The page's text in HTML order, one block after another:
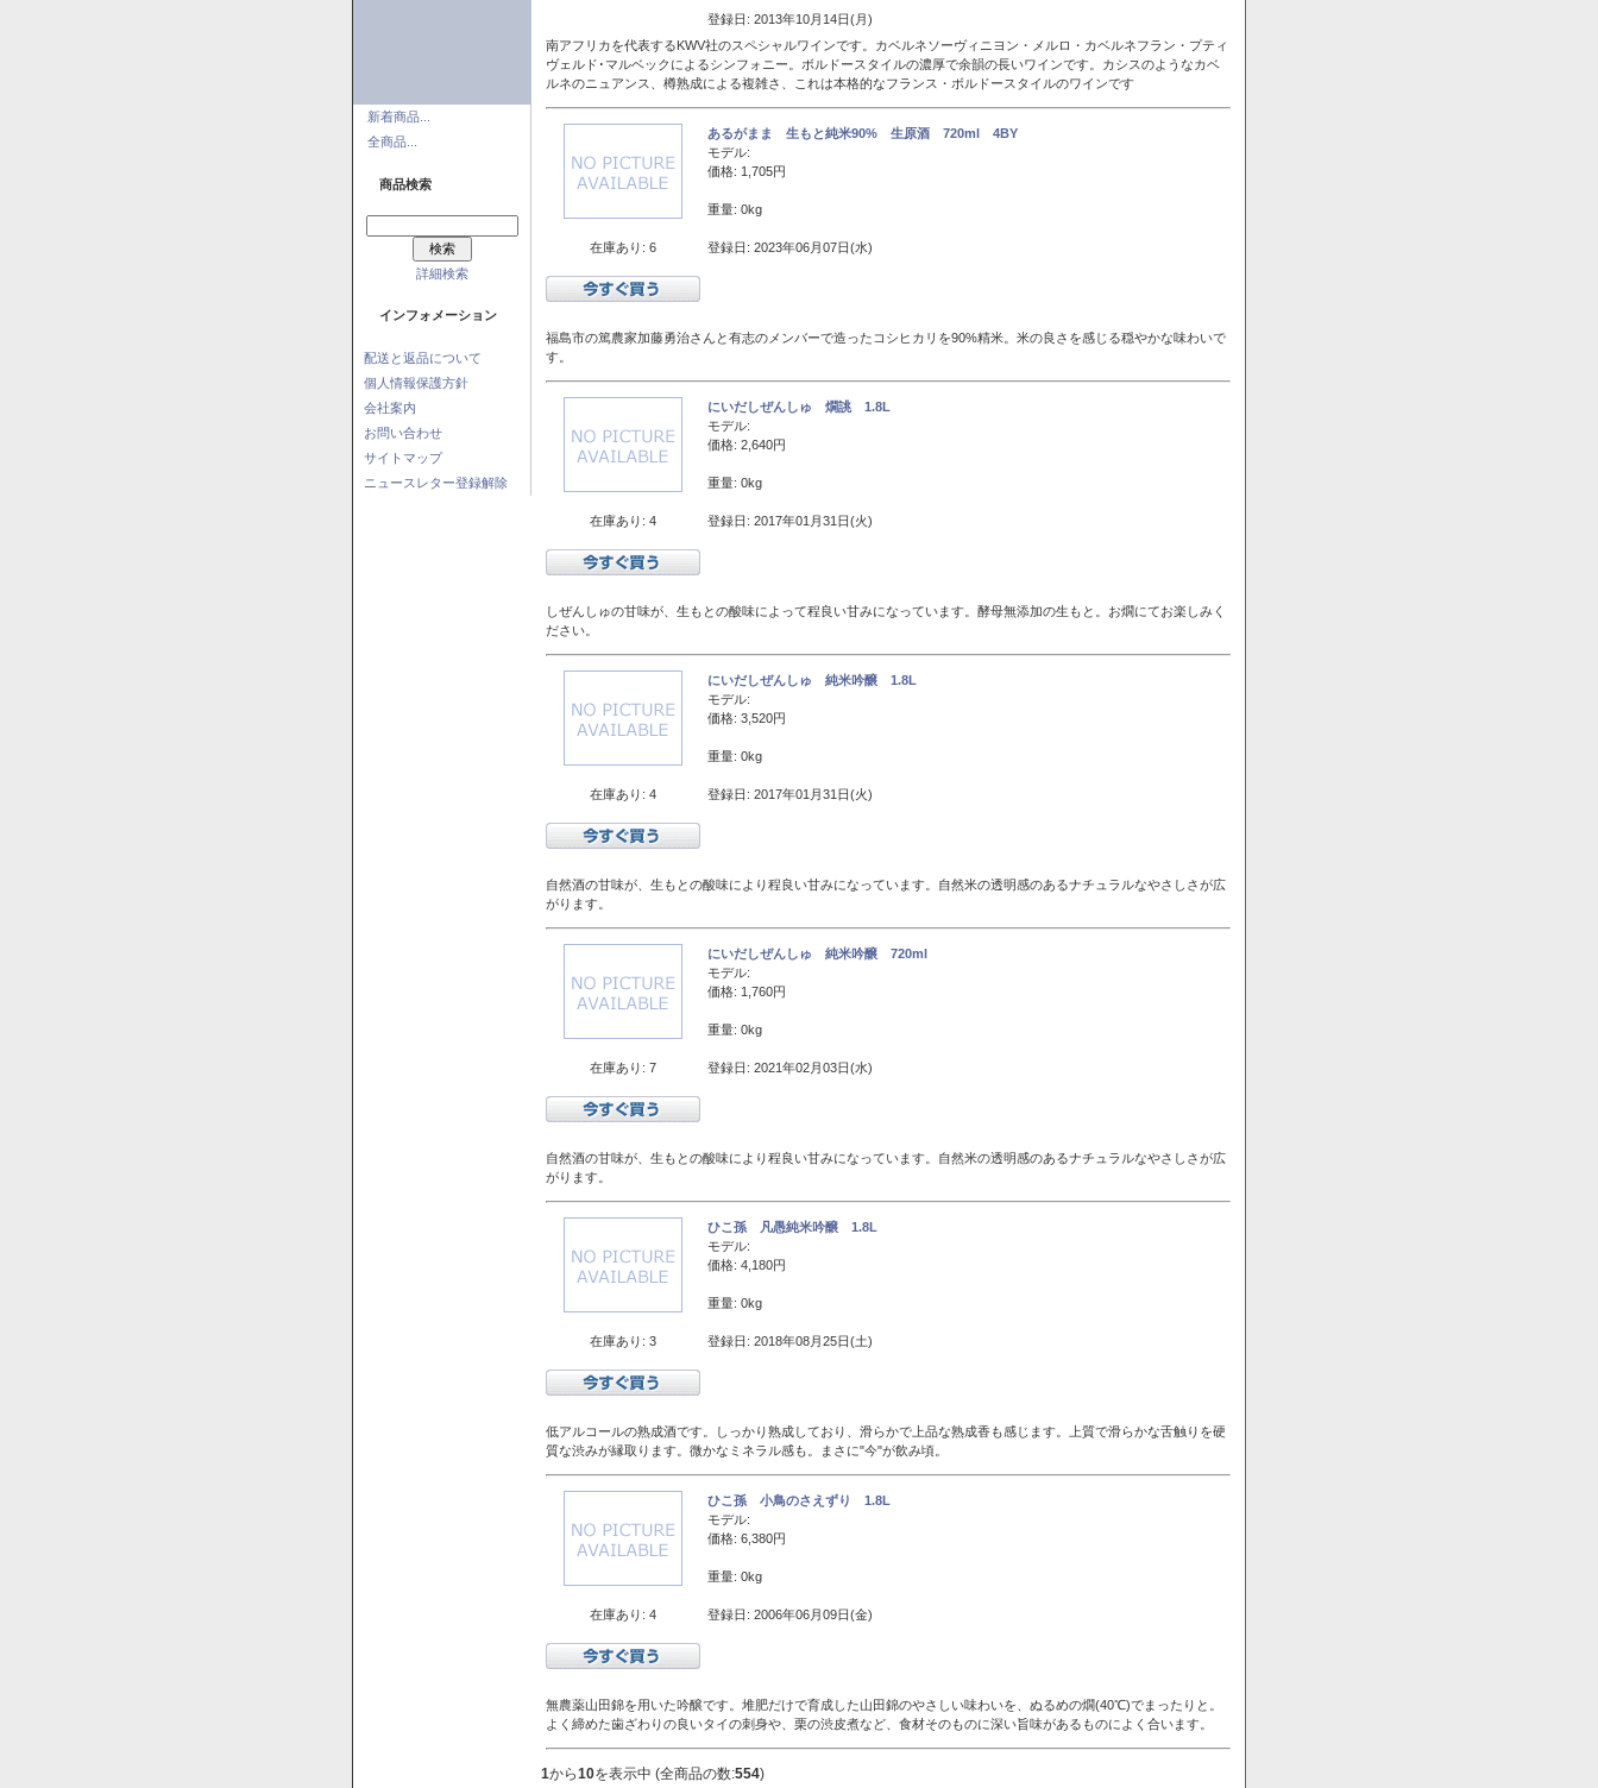
新着商品...
全商品...
商品検索
詳細検索
インフォメーション
配送と返品について
個人情報保護方針
会社案内
お問い合わせ
サイトマップ
ニュースレター登録解除
登録日: 2013年10月14日(月)
南アフリカを代表するKWV社のスペシャルワインです。カベルネソーヴィニヨン・メルロ・カベルネフラン・プティ
ヴェルド･マルベックによるシンフォニー。ボルドースタイルの濃厚で余韻の長いワインです。カシスのようなカベ
ルネのニュアンス、樽熟成による複雑さ、これは本格的なフランス・ボルドースタイルのワインです
在庫あり: 6
あるがまま 生もと純米90% 生原酒 720ml 4BY
モデル:
価格: 1,705円
重量: 0kg
登録日: 2023年06月07日(水)
福島市の篤農家加藤勇治さんと有志のメンバーで造ったコシヒカリを90%精米。米の良さを感じる穏やかな味わいで
す。
在庫あり: 4
にいだしぜんしゅ 燗誂 1.8L
モデル:
価格: 2,640円
重量: 0kg
登録日: 2017年01月31日(火)
しぜんしゅの甘味が、生もとの酸味によって程良い甘みになっています。酵母無添加の生もと。お燗にてお楽しみく
ださい。
在庫あり: 4
にいだしぜんしゅ 純米吟醸 1.8L
モデル:
価格: 3,520円
重量: 0kg
登録日: 2017年01月31日(火)
自然酒の甘味が、生もとの酸味により程良い甘みになっています。自然米の透明感のあるナチュラルなやさしさが広
がります。
在庫あり: 7
にいだしぜんしゅ 純米吟醸 720ml
モデル:
価格: 1,760円
重量: 0kg
登録日: 2021年02月03日(水)
自然酒の甘味が、生もとの酸味により程良い甘みになっています。自然米の透明感のあるナチュラルなやさしさが広
がります。
在庫あり: 3
ひこ孫 凡愚純米吟醸 1.8L
モデル:
価格: 4,180円
重量: 0kg
登録日: 2018年08月25日(土)
低アルコールの熟成酒です。しっかり熟成しており、滑らかで上品な熟成香も感じます。上質で滑らかな舌触りを硬
質な渋みが縁取ります。微かなミネラル感も。まさに"今"が飲み頃。
在庫あり: 4
ひこ孫 小鳥のさえずり 1.8L
モデル:
価格: 6,380円
重量: 0kg
登録日: 2006年06月09日(金)
無農薬山田錦を用いた吟醸です。堆肥だけで育成した山田錦のやさしい味わいを、ぬるめの燗(40℃)でまったりと。
よく締めた歯ざわりの良いタイの刺身や、栗の渋皮煮など、食材そのものに深い旨味があるものによく合います。
1から10を表示中 (全商品の数:554)